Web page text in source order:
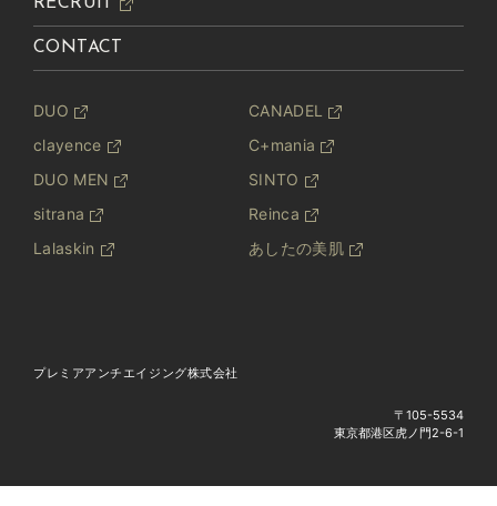
CONTACT
DUO
CANADEL
clayence
C+mania
DUO MEN
SINTO
sitrana
Reinca
Lalaskin
あしたの美肌
プレミアアンチエイジング株式会社
〒105-5534
東京都港区虎ノ門2-6-1